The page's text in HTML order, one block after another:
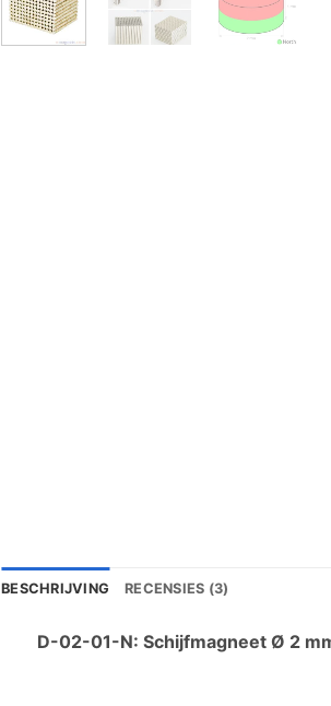
BESCHRIJVING RECENSIES (3)
D-02-01-N: Schijfmagneet Ø 2